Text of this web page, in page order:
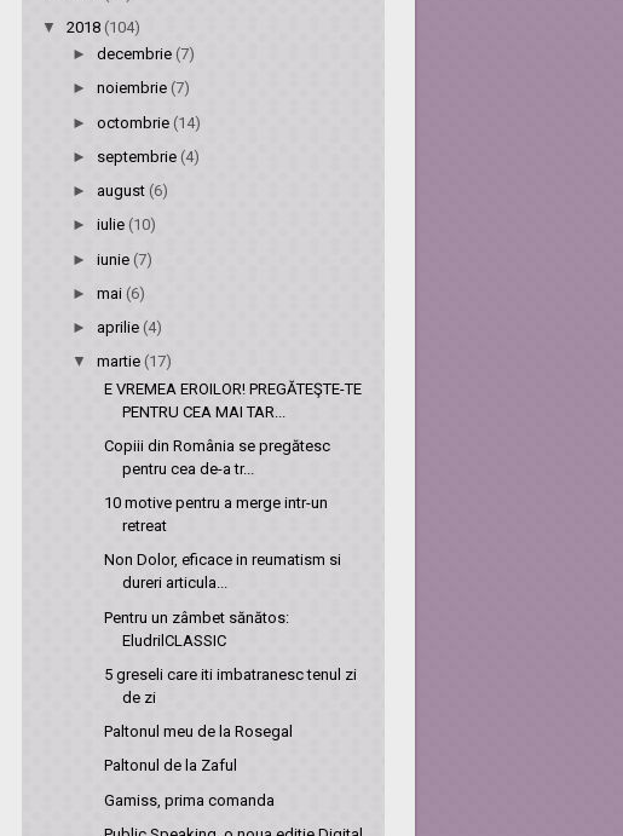
▼ 2018 (104)
►decembrie (7)
►noiembrie (7)
►octombrie (14)
► septembrie (4)
► august (6)
►iulie(10)
►iunie (7)
►mai (6)
► aprilie (4)
▼martie (17)
E VREMEA EROILOR! PREGĂTEŞTE-TE
PENTRU CEA MAI TAR...
Copiii din România se pregătesc
pentru cea de-a tr...
10 motive pentru a merge intr-un
retreat
Non Dolor, eficace in reumatism si
dureri articula...
Pentru un zâmbet sănătos:
EludrilCLASSIC
5 greseli care iti imbatranesc tenul zi
de zi
Paltonul meu de la Rosegal
Paltonul de la Zaful
Gamiss, prima comanda